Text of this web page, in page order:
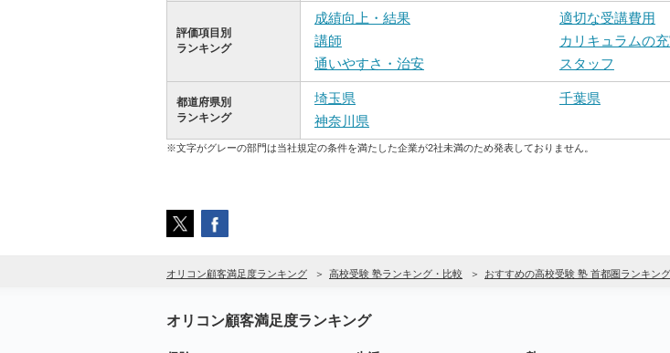
評価項目別
ランキング
成績向上・結果 適切な受講費用
講師
カリキュラムの
通いやすさ・治安
スタッフ
都道府県別
ランキング
埼玉県 千葉県
神奈川県
※文字がグレーの部門は当社規定の条件を満たした企業が2社未満のため発表しておりません。
オリコン顧客満足度ランキング 高校受験 塾ランキング・比較 おすすめの高校受験 塾 首都圏ランキン
オリコン顧客満足度ランキング